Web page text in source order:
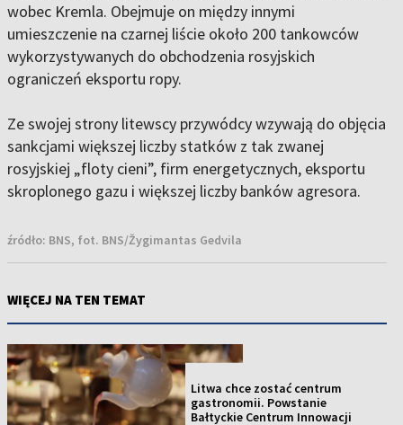
wobec Kremla. Obejmuje on między innymi
umieszczenie na czarnej liście około 200 tankowców
wykorzystywanych do obchodzenia rosyjskich
ograniczeń eksportu ropy.
Ze swojej strony litewscy przywódcy wzywają do objęcia
sankcjami większej liczby statków z tak zwanej
rosyjskiej „floty cieni”, firm energetycznych, eksportu
skroplonego gazu i większej liczby banków agresora.
źródło: BNS, fot. BNS/Žygimantas Gedvila
WIĘCEJ NA TEN TEMAT
Litwa chce zostać centrum
gastronomii. Powstanie
Bałtyckie Centrum Innowacji